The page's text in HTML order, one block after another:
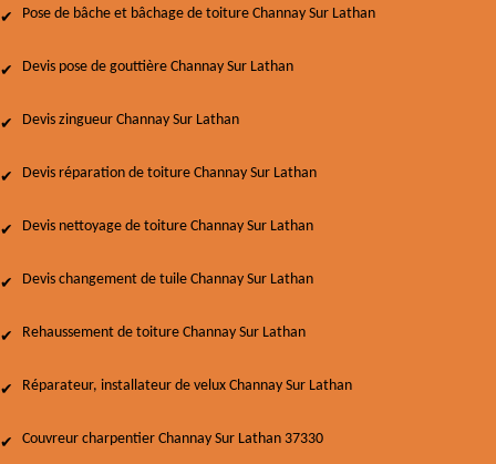
Pose de bâche et bâchage de toiture Channay Sur Lathan
Devis pose de gouttière Channay Sur Lathan
Devis zingueur Channay Sur Lathan
Devis réparation de toiture Channay Sur Lathan
Devis nettoyage de toiture Channay Sur Lathan
Devis changement de tuile Channay Sur Lathan
Rehaussement de toiture Channay Sur Lathan
Réparateur, installateur de velux Channay Sur Lathan
Couvreur charpentier Channay Sur Lathan 37330